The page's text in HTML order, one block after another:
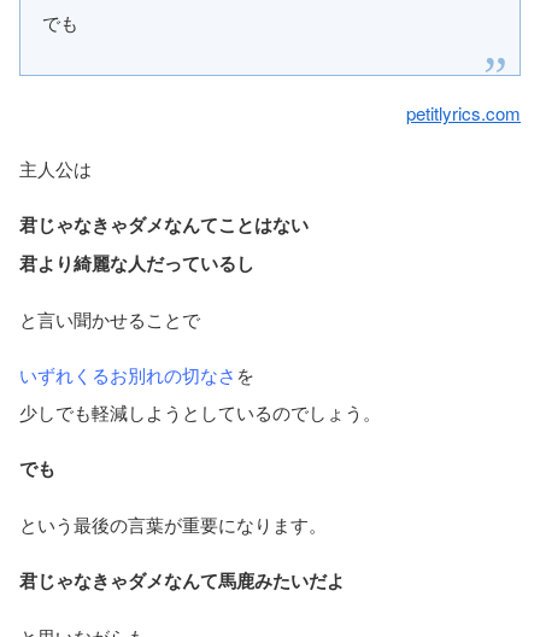
でも
petitlyrics.com
主人公は
君じゃなきゃダメなんてことはない
君より綺麗な人だっているし
と言い聞かせることで
いずれくるお別れの切なさ を
少しでも軽減しようとしているのでしょう。
でも
という最後の言葉が重要になります。
君じゃなきゃダメなんて馬鹿みたいだよ